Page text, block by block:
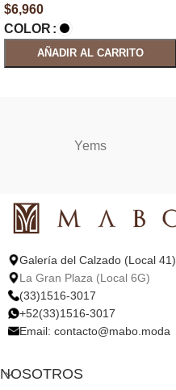
$6,960
COLOR
AÑADIR AL CARRITO
Yems
Galería del Calzado (Local 41)
La Gran Plaza (Local 6G)
(33)1516-3017
+52(33)1516-3017
Email: contacto@mabo.moda
NOSOTROS